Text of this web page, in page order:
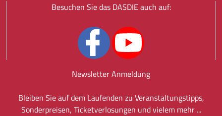
Besuchen Sie das DASDIE auch auf:
Newsletter Anmeldung
Bleiben Sie auf dem Laufenden zu Veranstaltungstipps,
Sonderpreisen, Ticketverlosungen und vielem mehr ...